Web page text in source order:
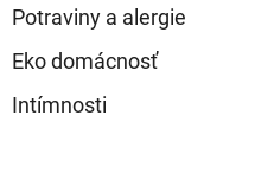
Potraviny a alergie
Eko domácnosť
Intímnosti